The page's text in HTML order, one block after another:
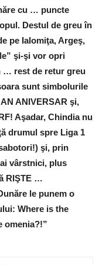
cu … puncte
Destul de greu în
pe Ialomiţa, Argeş,
şi-şi vor opri
… rest de retur greu
sunt simbolurile
ANIVERSAR şi,
Aşadar, Chindia nu
drumul spre Liga 1
şi, prin
vârstnici, plus
RIŞTE …
le punem o
Where is the
omenia?!”